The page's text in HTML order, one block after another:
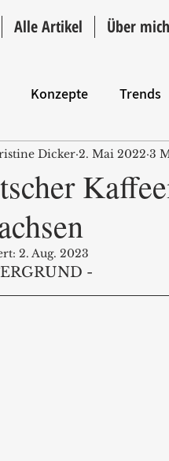
Alle Artikel Über mich
Konzepte Trends
ANZEIGE Intro
Dicker 2. Mai 2022 3
2. Aug. 2023
-